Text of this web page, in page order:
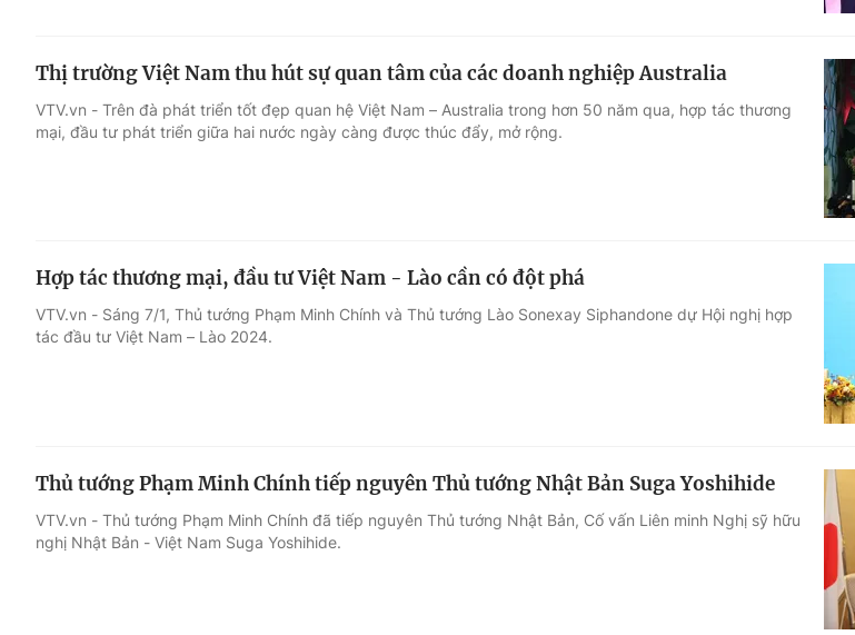
Điện ảnh
Âm nhạc
Sao
Làm đẹp
Chất lượng cuộc sống
Tuyển sinh
Học trực tuyến
Thị trường Việt Nam thu hút sự quan tâm của các doanh nghiệp Australia
VTV.vn - Trên đà phát triển tốt đẹp quan hệ Việt Nam – Australia trong hơn 50 năm qua, hợp tác thương
mại, đầu tư phát triển giữa hai nước ngày càng được thúc đẩy, mở rộng.
Hợp tác thương mại, đầu tư Việt Nam - Lào cần có đột phá
VTV.vn - Sáng 7/1, Thủ tướng Phạm Minh Chính và Thủ tướng Lào Sonexay Siphandone dự Hội nghị hợp
tác đầu tư Việt Nam – Lào 2024.
Thủ tướng Phạm Minh Chính tiếp nguyên Thủ tướng Nhật Bản Suga Yoshihide
VTV.vn - Thủ tướng Phạm Minh Chính đã tiếp nguyên Thủ tướng Nhật Bản, Cố vấn Liên minh Nghị sỹ hữu
nghị Nhật Bản - Việt Nam Suga Yoshihide.